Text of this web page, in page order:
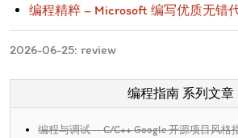
编程精粹 – Microsoft 编写优质无错
2026-06-25: review
编程指南 系列文章
编程与调试 -- C/C++ Google 开源项目风格